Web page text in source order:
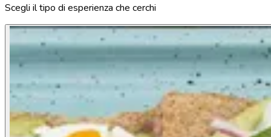
Scegli il tipo di esperienza che cerchi